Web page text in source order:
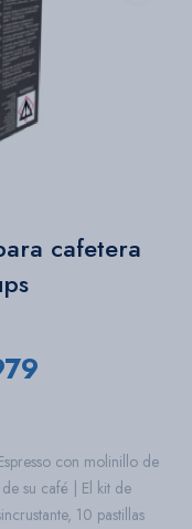
cafetera
con molinillo de
su café | El kit de
10 pastillas